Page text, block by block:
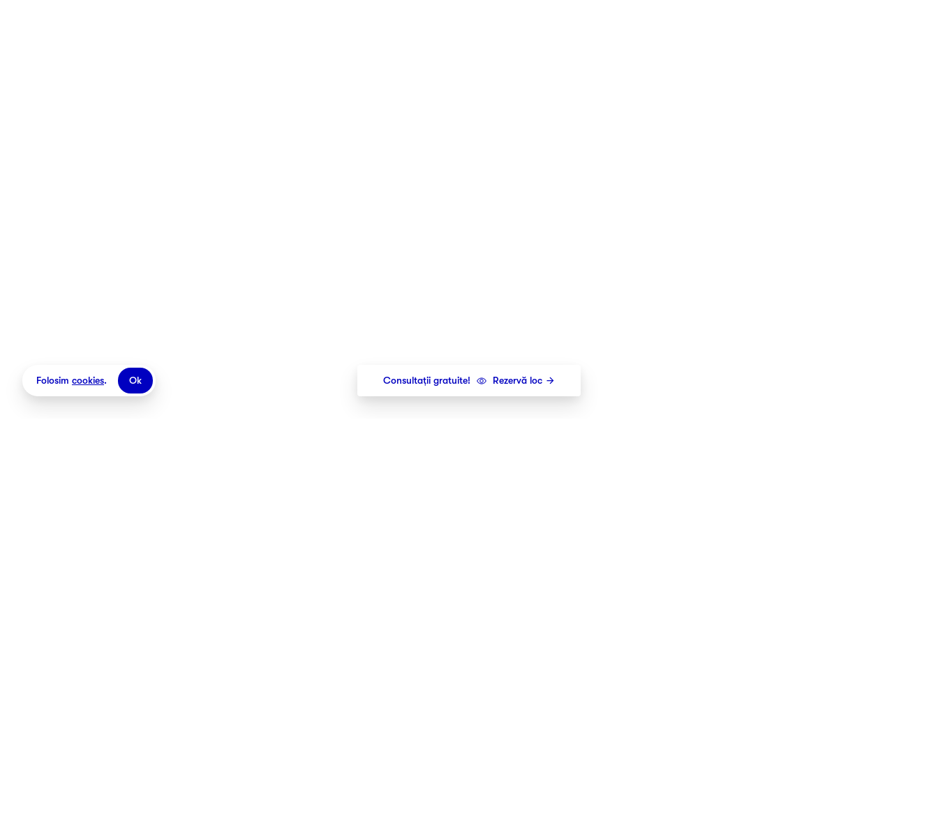
Consultații gratuite! Rezervă loc
Folosim cookies. Ok